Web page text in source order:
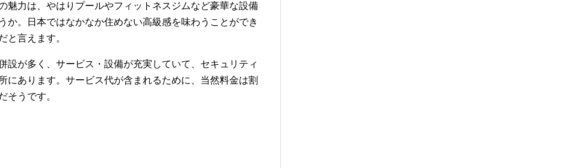
魅力は、やはりプールやフィットネスジムなど豪華な設備
か。日本ではなかなか住めない高級感を味わうことができ
と言えます。
設が多く、サービス・設備が充実していて、セキュリティ
にあります。サービス代が含まれるために、当然料金は割
そうです。